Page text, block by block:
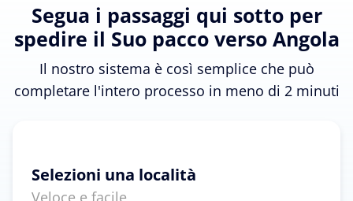
Segua i passaggi qui sotto per
spedire il Suo pacco verso Angola
Il nostro sistema è così semplice che può
completare l'intero processo in meno di 2 minuti
Selezioni una località
Veloce e facile